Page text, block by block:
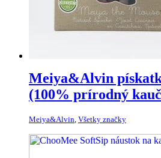
Meiya&Alvin
(100% prírodný
Meiya&Alvin, Všetky značky